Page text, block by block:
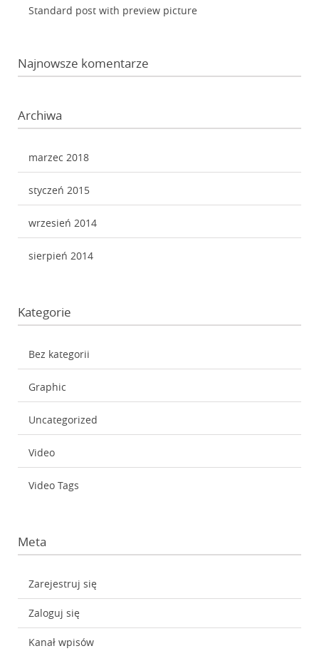
Standard post with preview picture
Najnowsze komentarze
Archiwa
marzec 2018
styczeń 2015
wrzesień 2014
sierpień 2014
Kategorie
Bez kategorii
Graphic
Uncategorized
Video
Video Tags
Meta
Zarejestruj się
Zaloguj się
Kanał wpisów